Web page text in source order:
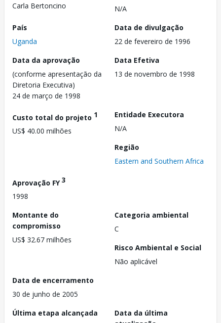
Carla Bertoncino
N/A
País
Uganda
Data de divulgação
22 de fevereiro de 1996
Data da aprovação
(conforme apresentação da
Diretoria Executiva)
24 de março de 1998
Data Efetiva
13 de novembro de 1998
Custo total do projeto 1
US$ 40.00 milhões
Entidade Executora
N/A
Região
Eastern and Southern Africa
Aprovação FY3
1998
Montante do
compromisso
US$ 32.67 milhões
Categoria ambiental
C
Risco Ambiental e Social
Não aplicável
Data de encerramento
30 de junho de 2005
Última etapa alcançada
Data da última